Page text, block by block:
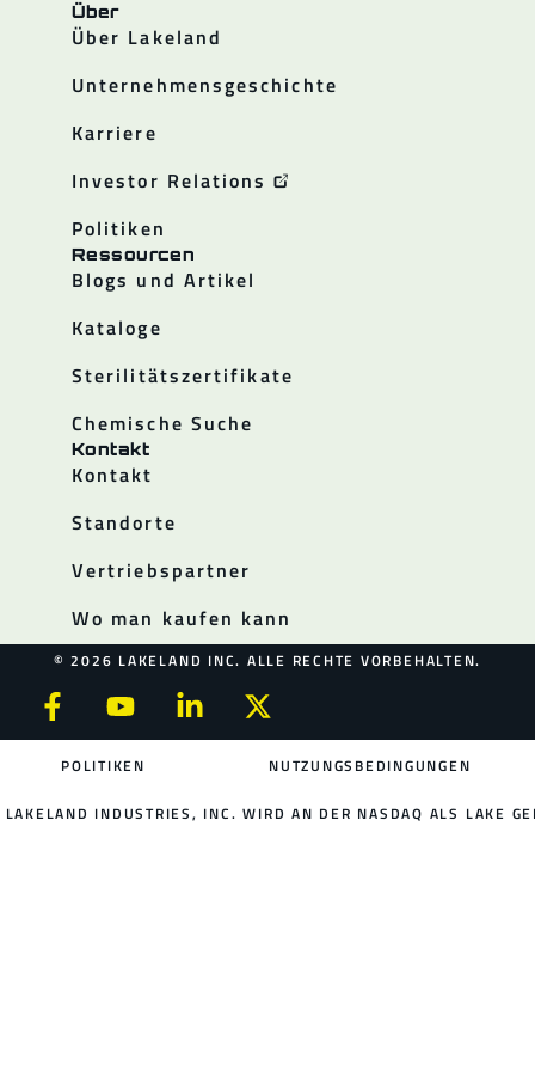
Über
Über Lakeland
Unternehmensgeschichte
Karriere
Investor Relations
Politiken
Ressourcen
Blogs und Artikel
Kataloge
Sterilitätszertifikate
Chemische Suche
Kontakt
Kontakt
Standorte
Vertriebspartner
Wo man kaufen kann
© 2026 LAKELAND INC. ALLE RECHTE VORBEHALTEN.
POLITIKEN NUTZUNGSBEDINGUNGEN
LAKELAND INDUSTRIES, INC. WIRD AN DER NASDAQ ALS LAKE